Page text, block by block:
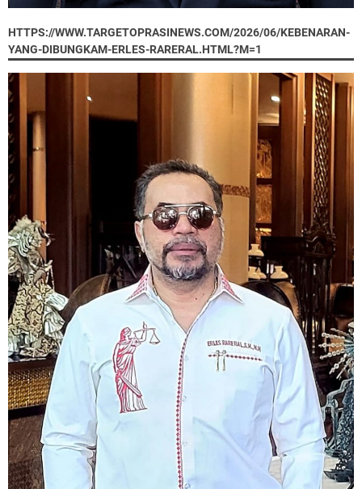
HTTPS://WWW.TARGETOPRASINEWS.COM/2026/06/KEBENARAN-
YANG-DIBUNGKAM-ERLES-RARERAL.HTML?M=1